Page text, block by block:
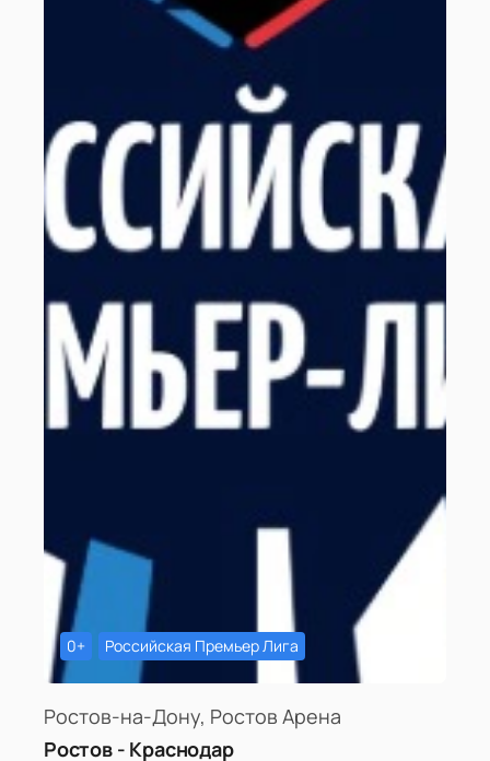
0+ Российская Премьер Лига
Ростов-на-Дону, Ростов Арена
Ростов - Краснодар